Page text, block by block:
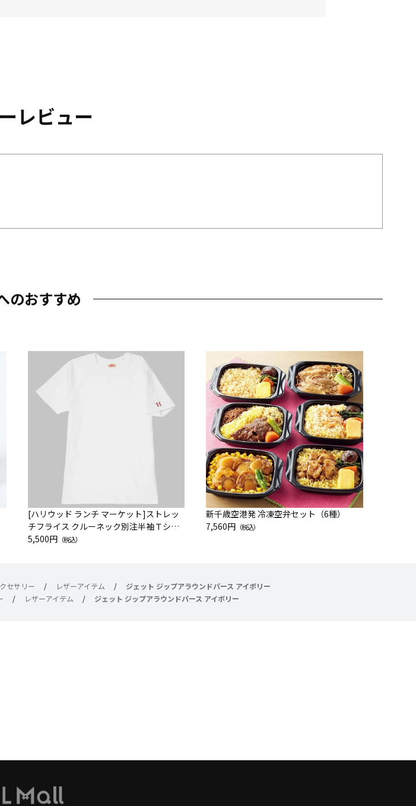
レビュー
のおすすめ
[ハリウッド ランチ マーケット]ストレッ
チフライス クルーネック別注半袖Ｔシャ
ツ
5,500円 （税込）
新千歳空港発 冷凍空弁セット（6種）
7,560円 （税込）
セサリー / レザーアイテム /
ジェット ジップアラウンドパース アイボリー
/ レザーアイテム / ジェット ジップアラウンドパース アイボリー